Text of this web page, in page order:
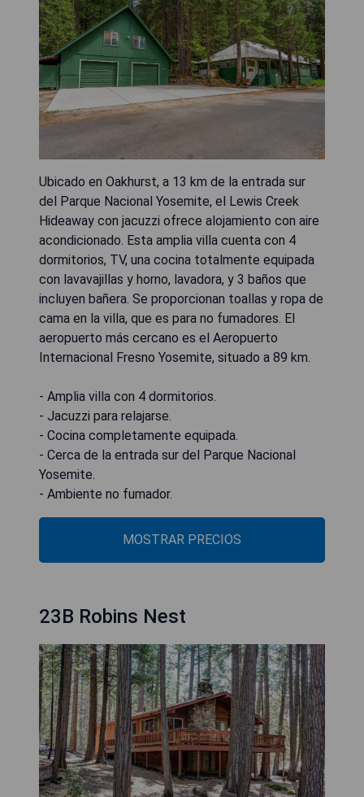
Ubicado en Oakhurst, a 13 km de la entrada sur
del Parque Nacional Yosemite, el Lewis Creek
Hideaway con jacuzzi ofrece alojamiento con aire
acondicionado. Esta amplia villa cuenta con 4
dormitorios, TV, una cocina totalmente equipada
con lavavajillas y horno, lavadora, y 3 baños que
incluyen bañera. Se proporcionan toallas y ropa de
cama en la villa, que es para no fumadores. El
aeropuerto más cercano es el Aeropuerto
Internacional Fresno Yosemite, situado a 89 km.
- Amplia villa con 4 dormitorios.
- Jacuzzi para relajarse.
- Cocina completamente equipada.
- Cerca de la entrada sur del Parque Nacional
Yosemite.
- Ambiente no fumador.
MOSTRAR PRECIOS
23B Robins Nest